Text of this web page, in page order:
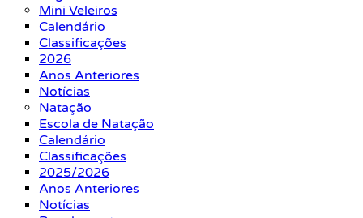
Mini Veleiros
Calendário
Classificações
2026
Anos Anteriores
Notícias
Natação
Escola de Natação
Calendário
Classificações
2025/2026
Anos Anteriores
Notícias